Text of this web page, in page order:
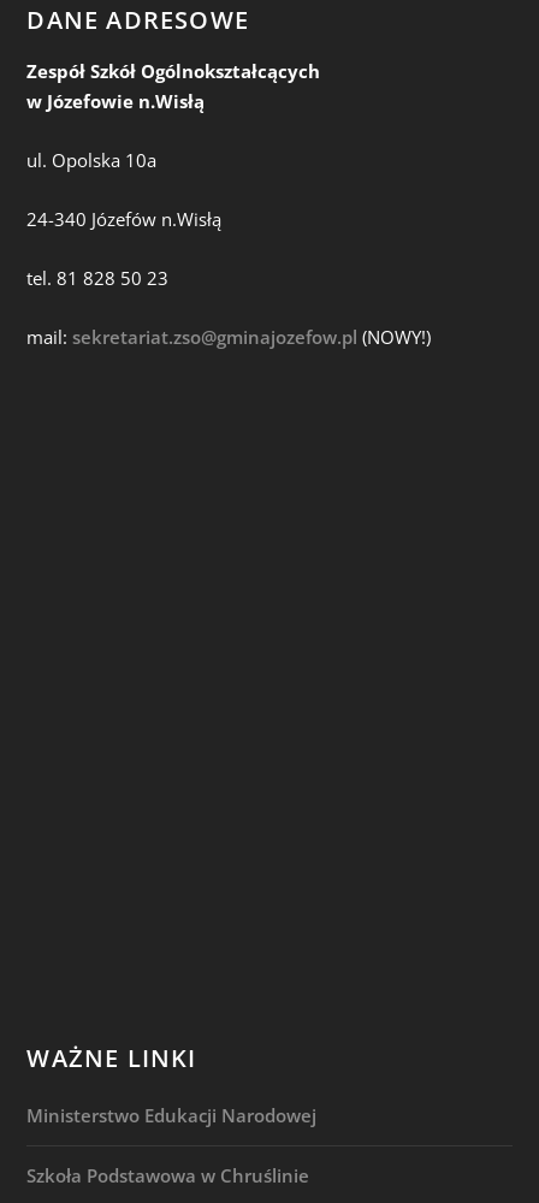
DANE ADRESOWE
Zespół Szkół Ogólnokształcących
w Józefowie n.Wisłą
ul. Opolska 10a
24-340 Józefów n.Wisłą
tel. 81 828 50 23
mail:sekretariat.zso@gminajozefow.pl (NOWY!)
WAŻNE LINKI
Ministerstwo Edukacji Narodowej
Szkoła Podstawowa w Chruślinie